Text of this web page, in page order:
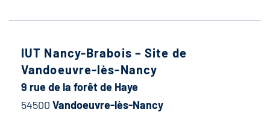
IUT Nancy-Brabois – Site de
Vandoeuvre-lès-Nancy
9 rue de la forêt de Haye
54500 Vandoeuvre-lès-Nancy